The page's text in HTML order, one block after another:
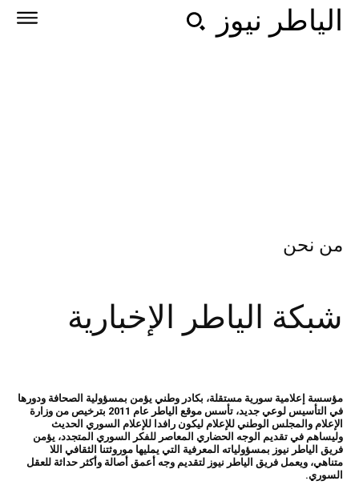
الياطر نيوز
من نحن
شبكة الياطر الإخبارية
مؤسسة إعلامية سورية مستقلة، بكادر وطني يؤمن بمسؤولية الصحافة ودورها
في التأسيس لوعي جديد، تأسس موقع الياطر عام 2011 بترخيص من وزارة
الإعلام والمجلس الوطني للإعلام ليكون رافدا للإعلام السوري الحديث
وليساهم في تقديم الوجه الحضاري المعاصر للفكر السوري المتجدد، يؤمن
فريق الياطر نيوز بمسؤولياته المعرفية التي يمليها موروثتنا الثقافي اللا
متناهي، ويعمل فريق الياطر نيوز لتقديم وجه أعمق أصالة وأكثر حداثة للعقل
السوري.